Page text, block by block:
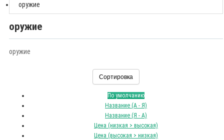
оружие
оружие
оружие
Сортировка
По умолчанию
Название (А - Я)
Название (Я - А)
Цена (низкая > высокая)
Цена (высокая > низкая)